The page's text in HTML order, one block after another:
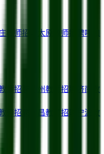
教师招聘 太原 教师招聘呼和
师招聘 苏州教师招聘 济南
教
师招聘 南昌教师招聘 宁波
教